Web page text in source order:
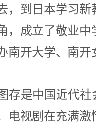
，到日本学习
，成立了敬业
南开大学、
社会政治
电视剧在充满激